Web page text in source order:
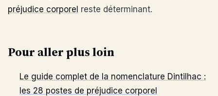
préjudice corporel reste déterminant.
Pour aller plus loin
Le guide complet de la nomenclature Dintilhac :
les 28 postes de préjudice corporel